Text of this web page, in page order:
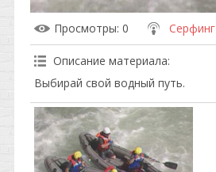
Просмотры: 0 Серфинг
Описание материала:
Выбирай свой водный путь.